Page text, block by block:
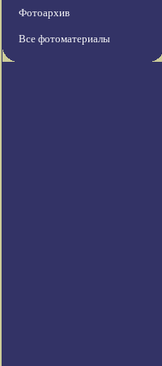
Фотоархив
Все фотоматериалы